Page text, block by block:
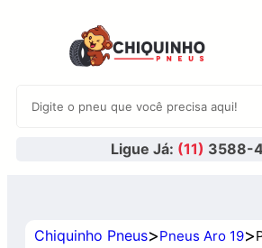
Ligue Já: (11) 3588-
Chiquinho Pneus>Pneus Aro 19>